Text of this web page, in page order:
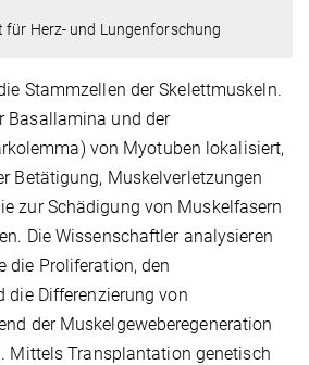
Herz- und Lungenforschung
Stammzellen der Skelettmuskeln.
Basallamina und der
von Myotuben lokalisiert,
Betätigung, Muskelverletzungen
zur Schädigung von Muskelfasern
Die Wissenschaftler analysieren
die Proliferation, den
Differenzierung von
der Muskelgeweberegeneration
Mittels Transplantation genetisch